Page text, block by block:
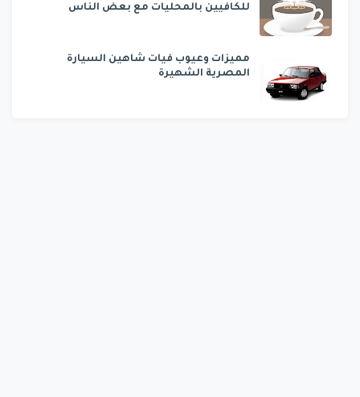
للكافيين بالمحليات مع بعض الناس
مميزات وعيوب فيات شاهين السيارة
المصرية الشهيرة